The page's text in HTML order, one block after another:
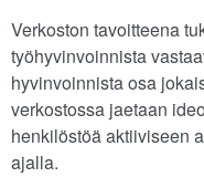
Verkoston tavoitteena
työhyvinvoinnista
hyvinvoinnista osa
verkostossa jaetaan
henkilöstöä aktiiviseen
ajalla.